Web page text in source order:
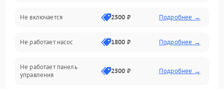
Нагрев
Вода
Гигиена
Не включается 2500 ₽ Подробнее →
Не работает насос 1800 ₽ Подробнее →
Не работает панель
управления
2500 ₽ Подробнее →